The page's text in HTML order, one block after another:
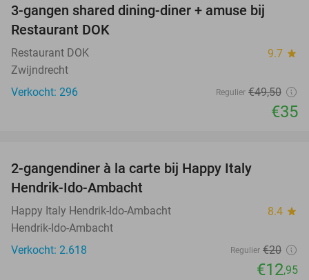
3-gangen shared dining-diner + amuse bij
Restaurant DOK
Restaurant DOK 9.7 star
Zwijndrecht
Verkocht: 296
Regulier €49,50
€35
2-gangendiner à la carte bij Happy Italy
Hendrik-Ido-Ambacht
Happy Italy Hendrik-Ido-Ambacht 8.4 star
Hendrik-Ido-Ambacht
Verkocht: 2.618
Regulier €20
€12,95